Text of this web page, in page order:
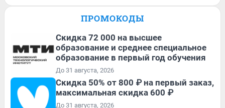
ПРОМОКОДЫ
Скидка 72 000 на высшее
образование и среднее специальное
образование в первый год обучения
До 31 августа, 2026
Скидка 50% от 800 ₽ на первый заказ,
максимальная скидка 600 ₽
До 31 августа, 2026